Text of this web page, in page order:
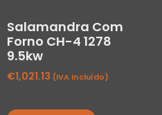
Salamandra Com
Forno CH-4 1278
9.5kw
€1,021.13 (IVA Incluído)